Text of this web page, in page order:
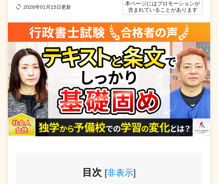
2026年01月15日更新
本ページにはプロモーションが
含まれていることがあります
目次 [非表示]